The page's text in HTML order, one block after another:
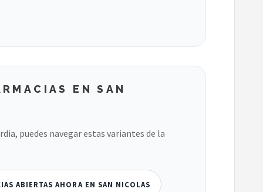
EN SAN
puedes navegar estas variantes de la
ABIERTAS AHORA EN SAN NICOLAS